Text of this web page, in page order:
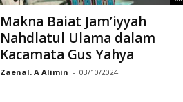
Makna Baiat Jam’iyyah
Nahdlatul Ulama dalam
Kacamata Gus Yahya
Zaenal. A Alimin - 03/10/2024